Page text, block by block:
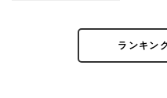
ランキン